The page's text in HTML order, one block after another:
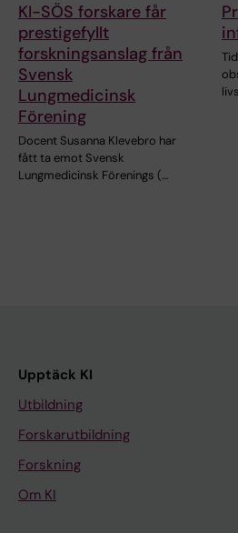
KI-SÖS forskare får
prestigefyllt
forskningsanslag från
Svensk
Lungmedicinsk
Förening
Docent Susanna Klevebro har
fått ta emot Svensk
Lungmedicinsk Förenings (…
Upptäck KI
Utbildning
Forskarutbildning
Forskning
Om KI